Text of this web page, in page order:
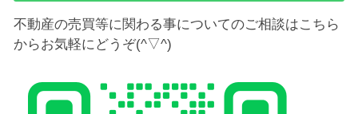
不動産の売買等に関わる事についてのご相談はこちら
からお気軽にどうぞ(^▽^)